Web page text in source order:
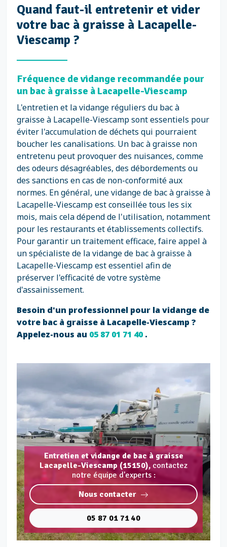
Quand faut-il entretenir et vider
votre bac à graisse à Lacapelle-
Viescamp ?
Fréquence de vidange recommandée pour
un bac à graisse à Lacapelle-Viescamp
L'entretien et la vidange réguliers du bac à
graisse à Lacapelle-Viescamp sont essentiels pour
éviter l'accumulation de déchets qui pourraient
boucher les canalisations. Un bac à graisse non
entretenu peut provoquer des nuisances, comme
des odeurs désagréables, des débordements ou
des sanctions en cas de non-conformité aux
normes. En général, une vidange de bac à graisse à
Lacapelle-Viescamp est conseillée tous les six
mois, mais cela dépend de l'utilisation, notamment
pour les restaurants et établissements collectifs.
Pour garantir un traitement efficace, faire appel à
un spécialiste de la vidange de bac à graisse à
Lacapelle-Viescamp est essentiel afin de
préserver l'efficacité de votre système
d'assainissement.
Besoin d'un professionnel pour la vidange de
votre bac à graisse à Lacapelle-Viescamp ?
Appelez-nous au 05 87 01 71 40.
Entretien et vidange de bac à graisse
Lacapelle-Viescamp (15150), contactez
notre équipe d'experts :
Nous contacter
05 87 01 71 40